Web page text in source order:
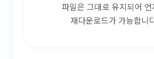
파일은 그대로 유지되어 언
재다운로드가 가능합니